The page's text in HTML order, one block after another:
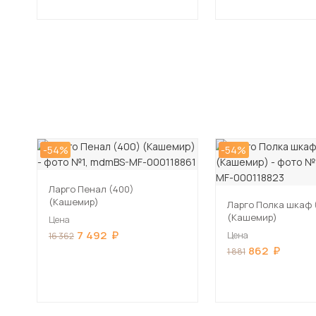
-54%
Ларго Пенал (400)
(Кашемир)
Цена
16 362 7 492
-54%
Ларго Полка шкаф
(Кашемир)
Цена
1 881 862